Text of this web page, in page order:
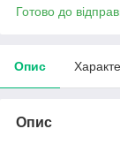
Готово до
Опис
Опис